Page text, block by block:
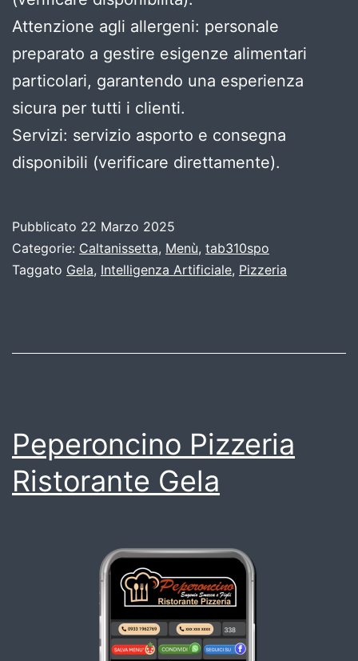
Attenzione agli allergeni: personale
preparato a gestire esigenze alimentari
particolari, garantendo una esperienza
sicura per tutti i clienti.
Servizi: servizio asporto e consegna
disponibili (verificare direttamente).
Pubblicato 22 Marzo 2025
Categorie: Caltanissetta, Menù, tab310spo
Taggato Gela, Intelligenza Artificiale, Pizzeria
Peperoncino Pizzeria
Ristorante Gela